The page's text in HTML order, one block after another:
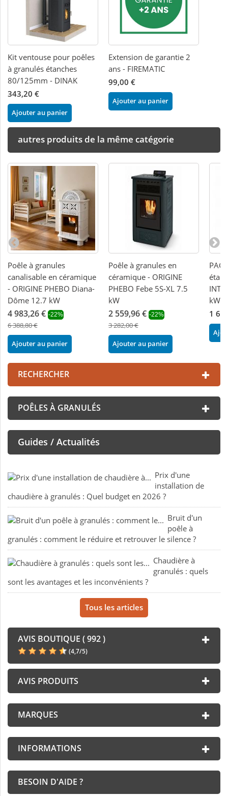
Kit ventouse pour poêles
à granulés étanches
80/125mm - DINAK
343,20 €
Ajouter au panier
Extension de garantie 2
ans - FIREMATIC
99,00 €
Ajouter au panier
autres produits de la même catégorie
Poêle à granules
canalisable en céramique
- ORIGINE PHEBO Diana-
Dôme 12.7 kW
4 983,26 € -22%
6 388,80 €
Ajouter au panier
Poêle à granules en
céramique - ORIGINE
PHEBO Febe 5S-XL 7.5
kW
2 559,96 € -22%
3 282,00 €
Ajouter au panier
kW
1
RECHERCHER
POÊLES À GRANULÉS
Guides / Actualités
Prix d'une
installation de
chaudière à granulés : Quel budget en 2026 ?
Bruit d'un
poêle à
granulés : comment le réduire et retrouver le silence ?
Chaudière à
granulés : quels
sont les avantages et les inconvénients ?
Tous les articles
AVIS BOUTIQUE ( 992 )
(4,7/5)
AVIS PRODUITS
MARQUES
INFORMATIONS
BESOIN D'AIDE ?